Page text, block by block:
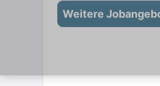
Weitere